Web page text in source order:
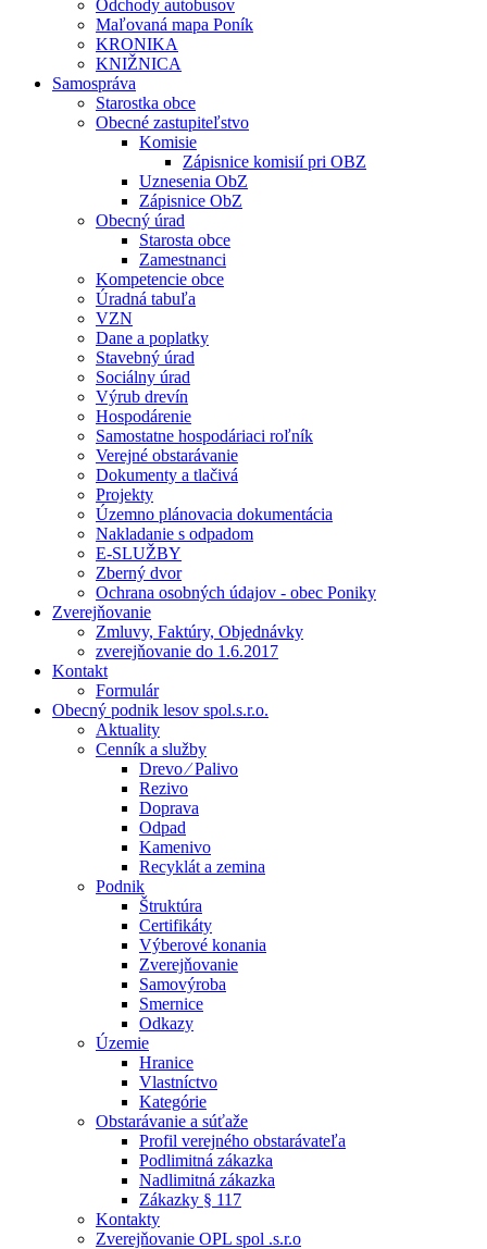
Odchody autobusov
Maľovaná mapa Poník
KRONIKA
KNIŽNICA
Samospráva
Starostka obce
Obecné zastupiteľstvo
Komisie
Zápisnice komisií pri OBZ
Uznesenia ObZ
Zápisnice ObZ
Obecný úrad
Starosta obce
Zamestnanci
Kompetencie obce
Úradná tabuľa
VZN
Dane a poplatky
Stavebný úrad
Sociálny úrad
Výrub drevín
Hospodárenie
Samostatne hospodáriaci roľník
Verejné obstarávanie
Dokumenty a tlačivá
Projekty
Územno plánovacia dokumentácia
Nakladanie s odpadom
E-SLUŽBY
Zberný dvor
Ochrana osobných údajov - obec Poniky
Zverejňovanie
Zmluvy, Faktúry, Objednávky
zverejňovanie do 1.6.2017
Kontakt
Formulár
Obecný podnik lesov spol.s.r.o.
Aktuality
Cenník a služby
Drevo ⁄ Palivo
Rezivo
Doprava
Odpad
Kamenivo
Recyklát a zemina
Podnik
Štruktúra
Certifikáty
Výberové konania
Zverejňovanie
Samovýroba
Smernice
Odkazy
Územie
Hranice
Vlastníctvo
Kategórie
Obstarávanie a súťaže
Profil verejného obstarávateľa
Podlimitná zákazka
Nadlimitná zákazka
Zákazky § 117
Kontakty
Zverejňovanie OPL spol .s.r.o